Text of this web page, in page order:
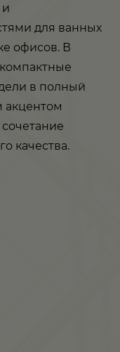
и
для ванных
офисов. В
в полный
акцентом
качества.